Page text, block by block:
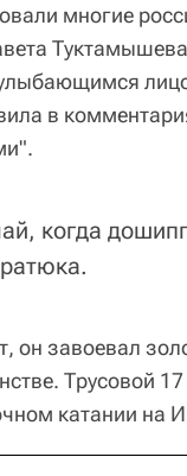
многие
в
когда
он завоевал
Трусовой
катании на